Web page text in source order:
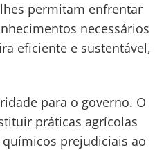
permitam enfrentar
necessários
eficiente e sustentável,
para o governo. O
práticas agrícolas
prejudiciais ao